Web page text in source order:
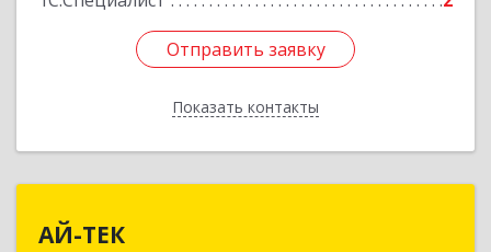
Отправить заявку
Показать контакты
Отправить заявку
Назад
АЙ-ТЕК